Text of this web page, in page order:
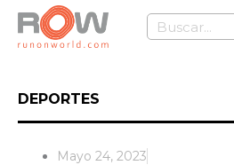
contenido
DEPORTES
Mayo 24, 2023